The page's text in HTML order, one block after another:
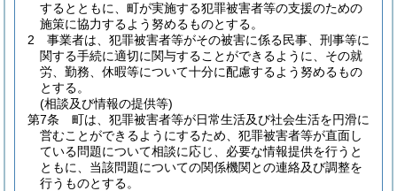
するとともに、町が実施する犯罪被害者等の支援のための
施策に協力するよう努めるものとする。
2
事業者は、犯罪被害者等がその被害に係る民事、刑事等に
関する手続に適切に関与することができるように、その就
労、勤務、休暇等について十分に配慮するよう努めるもの
とする。
(相談及び情報の提供等)
第7条
町は、犯罪被害者等が日常生活及び社会生活を円滑に
営むことができるようにするため、犯罪被害者等が直面し
ている問題について相談に応じ、必要な情報提供を行うと
ともに、当該問題についての関係機関との連絡及び調整を
行うものとする。